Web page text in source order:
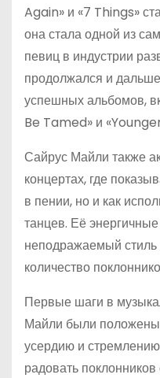
Again» и «7 Things»
она стала одной из
певиц в индустрии
продолжался и
успешных альбомов,
Be Tamed» и
Сайрус Майли также
концертах, где
в пении, но и как
танцев. Её
неподражаемый
количество
Первые шаги в
Майли были положены
усердию и
радовать